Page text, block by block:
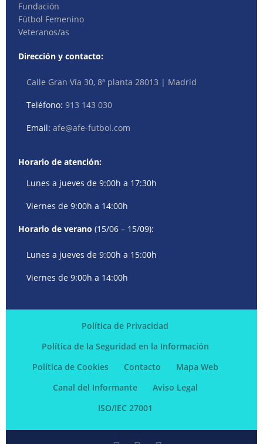
Fundación
Fútbol Femenino
Veteranos/as
Dirección y contacto:
Calle Gran Vía 30, 8ª planta 28013 | Madrid
Teléfono:913 143 030
Email:afe@afe-futbol.com
Horario de atención:
Lunes a jueves de 9:00h a 17:30h
Viernes de 9:00h a 14:00h
Horario de verano (15/06 – 15/09):
Lunes a jueves de 9:00h a 15:00h
Viernes de 9:00h a 14:00h
Política de Privacidad
Política de la Seguridad en la Información
Política de Cookies
Contacto
Mapa Web
Canal del Informante
Aviso Legal
ISO/IEC 27001